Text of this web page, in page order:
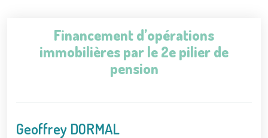
Financement d’opérations
immobilières par le 2e pilier de
pension
Geoffrey DORMAL